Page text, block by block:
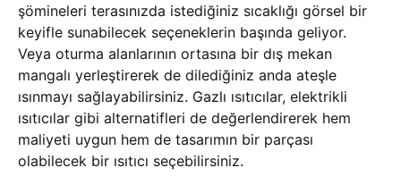
şömineleri terasınızda istediğiniz sıcaklığı görsel bir
keyifle sunabilecek seçeneklerin başında geliyor.
Veya oturma alanlarının ortasına bir dış mekan
mangalı yerleştirerek de dilediğiniz anda ateşle
ısınmayı sağlayabilirsiniz. Gazlı ısıtıcılar, elektrikli
ısıtıcılar gibi alternatifleri de değerlendirerek hem
maliyeti uygun hem de tasarımın bir parçası
olabilecek bir ısıtıcı seçebilirsiniz.